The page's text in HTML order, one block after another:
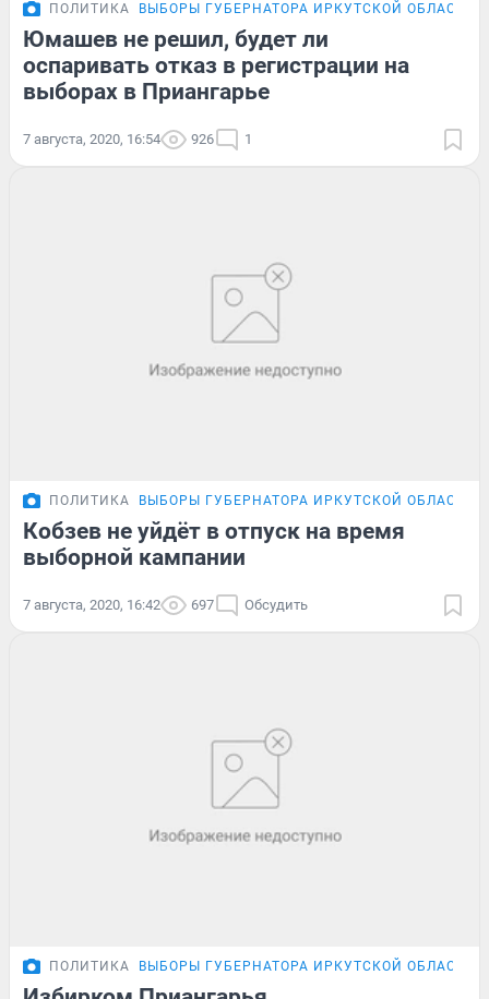
ПОЛИТИКА ВЫБОРЫ ГУБЕРНАТОРА ИРКУТСКОЙ ОБЛАСТИ
Юмашев не решил, будет ли
оспаривать отказ в регистрации на
выборах в Приангарье
7 августа, 2020, 16:54 926 1
ПОЛИТИКА ВЫБОРЫ ГУБЕРНАТОРА ИРКУТСКОЙ ОБЛАСТИ
Кобзев не уйдёт в отпуск на время
выборной кампании
7 августа, 2020, 16:42 697 Обсудить
ПОЛИТИКА ВЫБОРЫ ГУБЕРНАТОРА ИРКУТСКОЙ ОБЛАСТИ